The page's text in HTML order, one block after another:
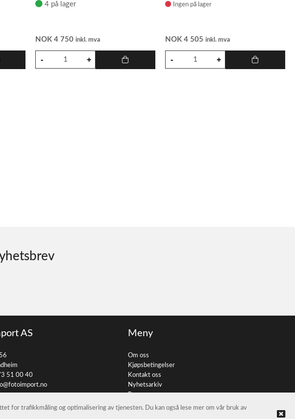
4 på lager
NOK4 750inkl. mva
Ingen på lager
NOK4 505inkl. mva
AS
51 00 40
Meny
Om oss
Kjøpsbetingelser
Kontakt oss
Nyhetsarkiv
Personvern
for trafikkmåling og optimalisering av tjenesten. Du kan også lese mer om vår bruk av